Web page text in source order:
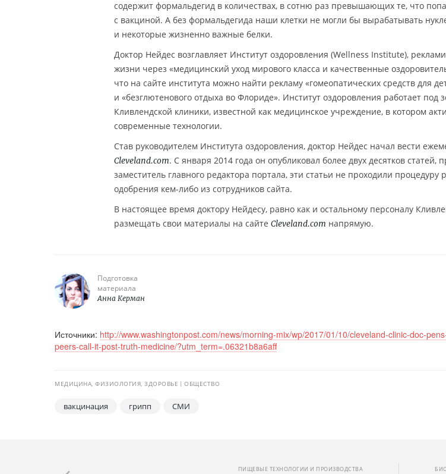
содержит формальдегид в количествах, в сотню раз превышающих те, что
с вакциной. А без формальдегида наши клетки не могли бы вырабатывать
и некоторые жизненно важные белки.
Доктор Нейдес возглавляет Институт оздоровления (Wellness Institute),
жизни через «медицинский уход мирового класса и качественные
что на сайте института можно найти рекламу «гомеопатических средств для
и «безглютенового отдыха во Флориде». Институт оздоровления работает
Кливлендской клиники, известной как медицинское учреждение, в котором
современные технологии.
Став руководителем Института оздоровления, доктор Нейдес начал вести
Cleveland.com. С января 2014 года он опубликовал более двух десятков статей,
заместитель главного редактора портала, эти статьи не проходили процедуру
одобрения кем-либо из сотрудников сайта.
В настоящее время доктору Нейдесу, равно как и остальному персоналу
размещать свои материалы на сайте Cleveland.com напрямую.
Подготовка
материала
Анна Керман
Источники: http://www.washingtonpost.com/news/morning-mix/wp/2017/01/10/cleveland-clinic-doc-
peers-call-it-post-truth-medicine/?utm_term=.06321b8a6aff
МЕДИЦИНА, ФИЗИОЛОГИЯ, ЗДОРОВЬЕ ОБЩЕСТВО
вакцинация грипп СМИ
ПИЩЕВЫЕ ТЕХНОЛОГИИ И ПРОИЗВОДСТВА